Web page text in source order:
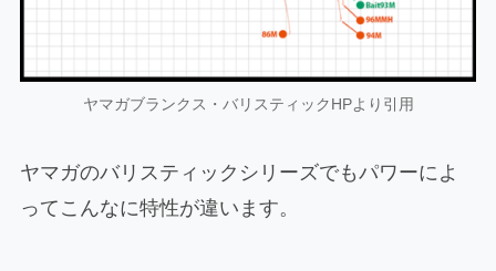
ヤマガブランクス・バリスティックHPより引用
ヤマガのバリスティックシリーズでもパワーによ
ってこんなに特性が違います。